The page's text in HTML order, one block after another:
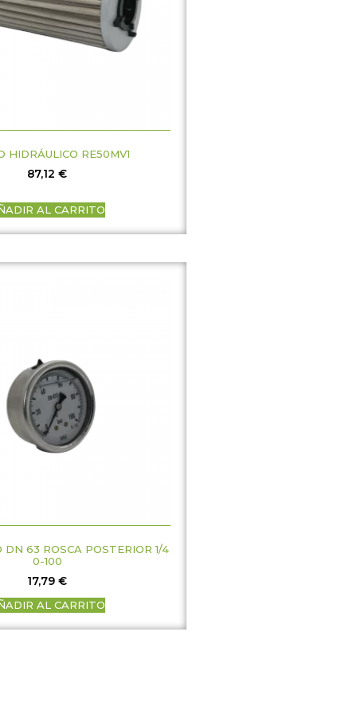
HIDRÁULICO RE50MV1
87,12 €
AL CARRITO
DN 63 ROSCA POSTERIOR 1/4
0-100
17,79 €
AL CARRITO